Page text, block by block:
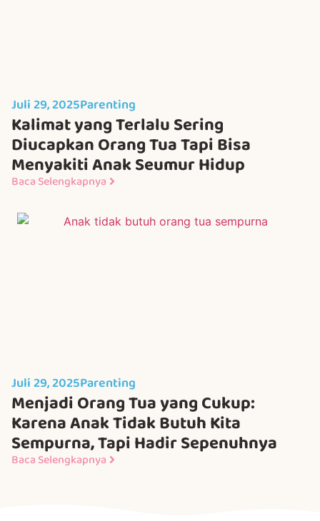
Juli 29, 2025Parenting
Kalimat yang Terlalu Sering
Diucapkan Orang Tua Tapi Bisa
Menyakiti Anak Seumur Hidup
Baca Selengkapnya
Juli 29, 2025Parenting
Menjadi Orang Tua yang Cukup:
Karena Anak Tidak Butuh Kita
Sempurna, Tapi Hadir Sepenuhnya
Baca Selengkapnya